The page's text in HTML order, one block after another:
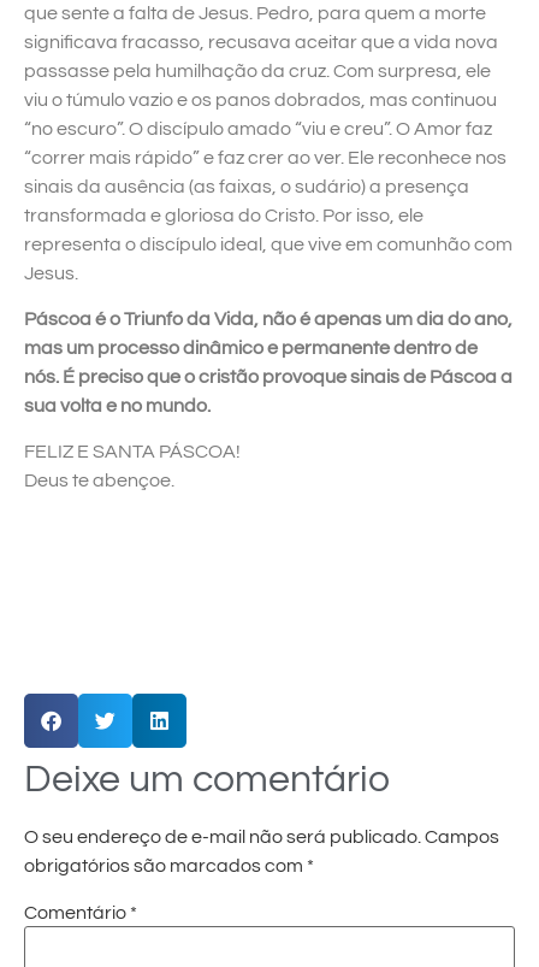
que sente a falta de Jesus. Pedro, para quem a morte
significava fracasso, recusava aceitar que a vida nova
passasse pela humilhação da cruz. Com surpresa, ele
viu o túmulo vazio e os panos dobrados, mas continuou
“no escuro”. O discípulo amado “viu e creu”. O Amor faz
“correr mais rápido” e faz crer ao ver. Ele reconhece nos
sinais da ausência (as faixas, o sudário) a presença
transformada e gloriosa do Cristo. Por isso, ele
representa o discípulo ideal, que vive em comunhão com
Jesus.
Páscoa é o Triunfo da Vida, não é apenas um dia do ano,
mas um processo dinâmico e permanente dentro de
nós. É preciso que o cristão provoque sinais de Páscoa a
sua volta e no mundo.
FELIZ E SANTA PÁSCOA!
Deus te abençoe.
Deixe um comentário
O seu endereço de e-mail não será publicado. Campos
obrigatórios são marcados com *
Comentário *